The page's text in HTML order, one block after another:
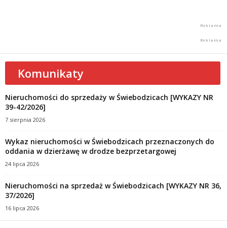
Komunikaty
Nieruchomości do sprzedaży w Świebodzicach [WYKAZY NR
39-42/2026]
7 sierpnia 2026
Wykaz nieruchomości w Świebodzicach przeznaczonych do
oddania w dzierżawę w drodze bezprzetargowej
24 lipca 2026
Nieruchomości na sprzedaż w Świebodzicach [WYKAZY NR 36,
37/2026]
16 lipca 2026